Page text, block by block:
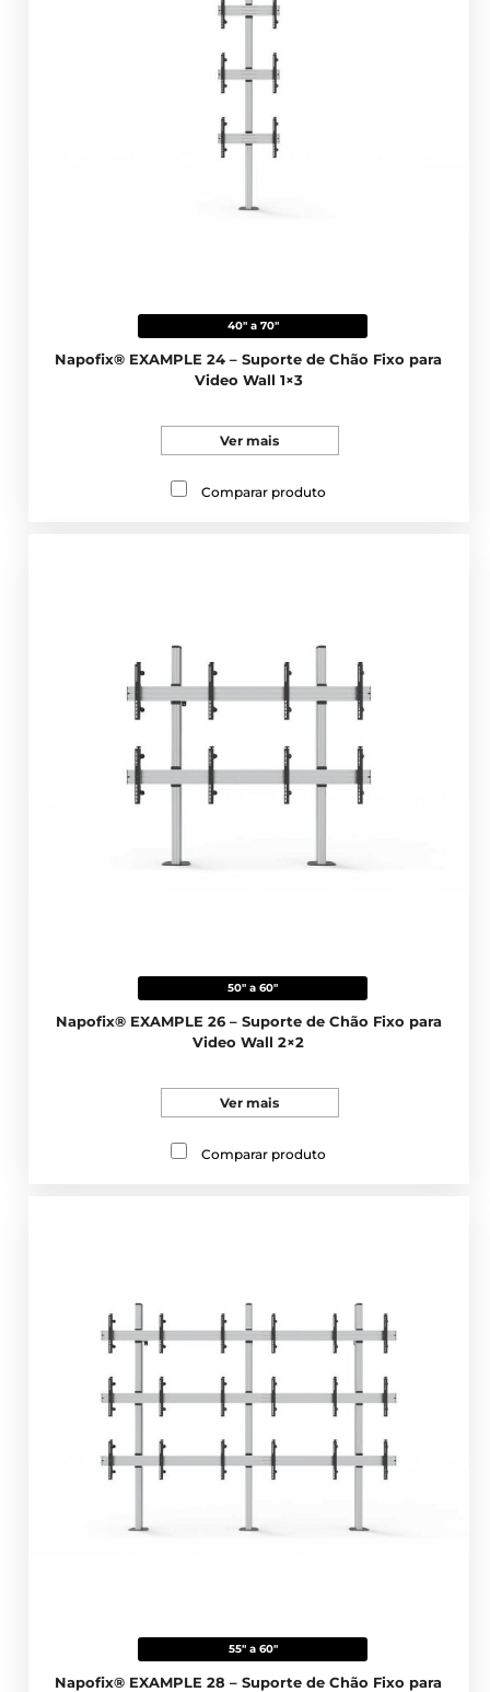
40" a 70"
Napofix® EXAMPLE 24 – Suporte de Chão Fixo para
Video Wall 1×3
Ver mais
Comparar produto
50" a 60"
Napofix® EXAMPLE 26 – Suporte de Chão Fixo para
Video Wall 2×2
Ver mais
Comparar produto
55" a 60"
Napofix® EXAMPLE 28 – Suporte de Chão Fixo para